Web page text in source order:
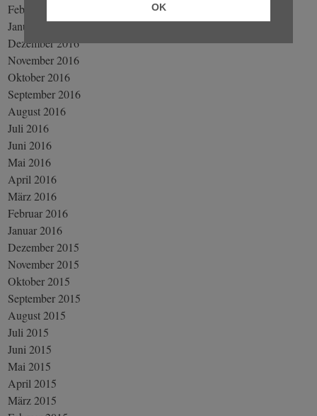
Februar 2017
Januar 2017
Dezember 2016
November 2016
Oktober 2016
September 2016
August 2016
Juli 2016
Juni 2016
Mai 2016
April 2016
März 2016
Februar 2016
Januar 2016
Dezember 2015
November 2015
Oktober 2015
September 2015
August 2015
Juli 2015
Juni 2015
Mai 2015
April 2015
März 2015
OK